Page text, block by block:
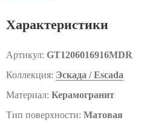
Характеристики
Артикул: GT1206016916MDR
Коллекция: Эскада / Escada
Материал: Керамогранит
Тип поверхности: Матовая